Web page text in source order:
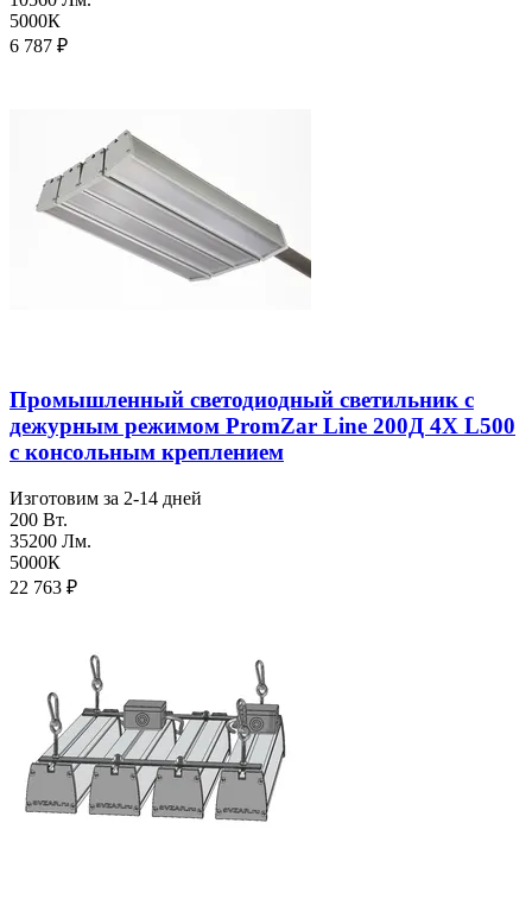
5000К
6 787 ₽
Промышленный светодиодный светильник с
дежурным режимом PromZar Line 200Д 4Х L500
с консольным креплением
Изготовим за 2-14 дней
200 Вт.
35200 Лм.
5000К
22 763 ₽